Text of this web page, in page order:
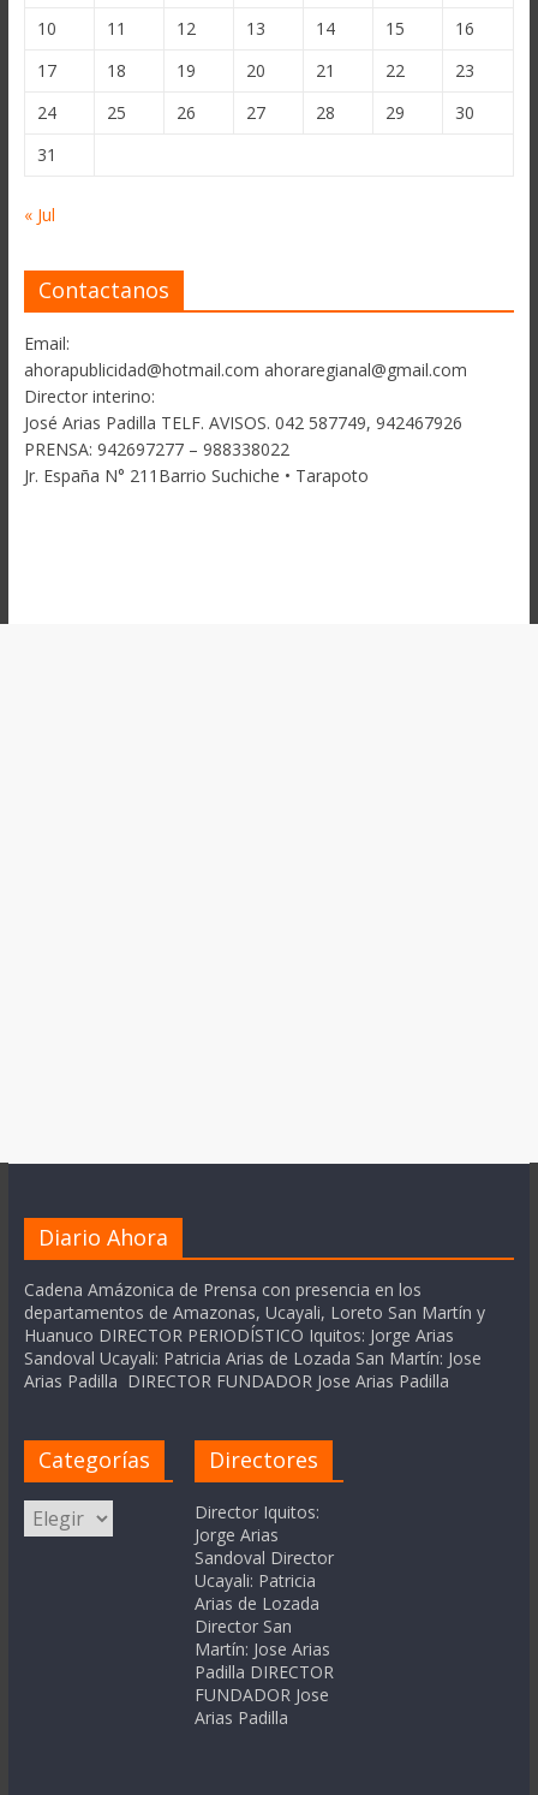
10
11 12 13 14 15
16
17
18 19 20 21 22
23
24
25 26 27 28 29
30
31
« Jul
Contactanos
Email:
ahorapublicidad@hotmail.com ahoraregianal@gmail.com
Director interino:
José Arias Padilla TELF. AVISOS. 042 587749, 942467926
PRENSA: 942697277 – 988338022
Jr. España N° 211Barrio Suchiche • Tarapoto
Diario Ahora
Cadena Amázonica de Prensa con presencia en los
departamentos de Amazonas, Ucayali, Loreto San Martín y
Huanuco DIRECTOR PERIODÍSTICO Iquitos: Jorge Arias
Sandoval Ucayali: Patricia Arias de Lozada San Martín: Jose
Arias Padilla DIRECTOR FUNDADOR Jose Arias Padilla
Categorías
Categorías
Directores
Director Iquitos:
Jorge Arias
Sandoval Director
Ucayali: Patricia
Arias de Lozada
Director San
Martín: Jose Arias
Padilla DIRECTOR
FUNDADOR Jose
Arias Padilla